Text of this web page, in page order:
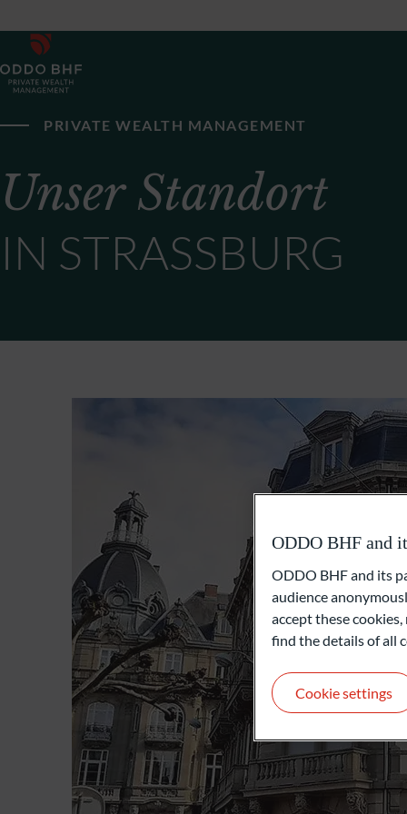
PRIVATE WEALTH MANAGEMENT
Unser Standort
IN STRASSBURG
ODDO BHF and
ODDO BHF and its
audience
accept these
find the details of all
Cookie settings